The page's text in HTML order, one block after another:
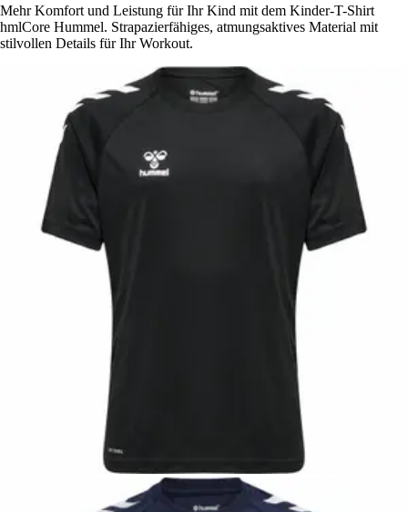
Mehr Komfort und Leistung für Ihr Kind mit dem Kinder-T-Shirt
hmlCore Hummel. Strapazierfähiges, atmungsaktives Material mit
stilvollen Details für Ihr Workout.